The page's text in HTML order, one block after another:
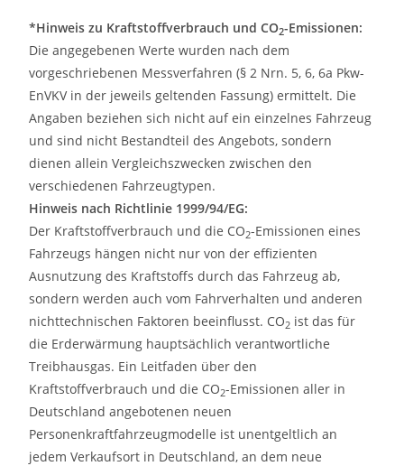
*Hinweis zu Kraftstoffverbrauch und CO2-Emissionen:
Die angegebenen Werte wurden nach dem
vorgeschriebenen Messverfahren (§ 2 Nrn. 5, 6, 6a Pkw-
EnVKV in der jeweils geltenden Fassung) ermittelt. Die
Angaben beziehen sich nicht auf ein einzelnes Fahrzeug
und sind nicht Bestandteil des Angebots, sondern
dienen allein Vergleichszwecken zwischen den
verschiedenen Fahrzeugtypen.
Hinweis nach Richtlinie 1999/94/EG:
Der Kraftstoffverbrauch und die CO2-Emissionen eines
Fahrzeugs hängen nicht nur von der effizienten
Ausnutzung des Kraftstoffs durch das Fahrzeug ab,
sondern werden auch vom Fahrverhalten und anderen
nichttechnischen Faktoren beeinflusst. CO2 ist das für
die Erderwärmung hauptsächlich verantwortliche
Treibhausgas. Ein Leitfaden über den
Kraftstoffverbrauch und die CO2-Emissionen aller in
Deutschland angebotenen neuen
Personenkraftfahrzeugmodelle ist unentgeltlich an
jedem Verkaufsort in Deutschland, an dem neue